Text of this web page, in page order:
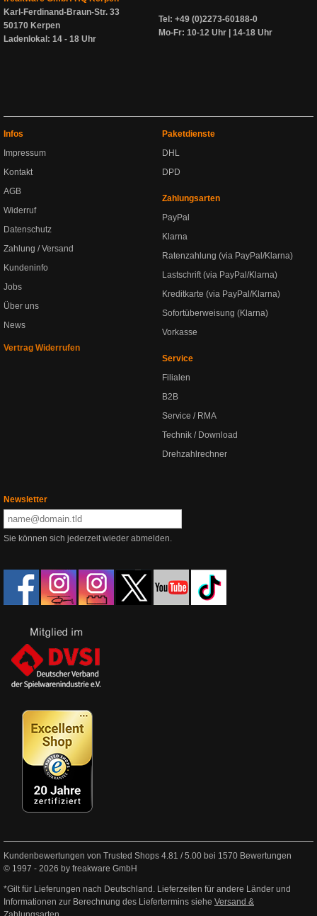
Karl-Ferdinand-Braun-Str. 33
50170 Kerpen
Ladenlokal: 14 - 18 Uhr
Tel: +49 (0)2273-60188-0
Mo-Fr: 10-12 Uhr | 14-18 Uhr
Infos
Impressum
Kontakt
AGB
Widerruf
Datenschutz
Zahlung / Versand
Kundeninfo
Jobs
Über uns
News
Vertrag Widerrufen
Paketdienste
DHL
DPD
Zahlungsarten
PayPal
Klarna
Ratenzahlung (via PayPal/Klarna)
Lastschrift (via PayPal/Klarna)
Kreditkarte (via PayPal/Klarna)
Sofortüberweisung (Klarna)
Vorkasse
Service
Filialen
B2B
Service / RMA
Technik / Download
Drehzahlrechner
Newsletter
Sie können sich jederzeit wieder abmelden.
Kundenbewertungen von Trusted Shops 4.81 /5.00 bei 1570 Bewertungen
© 1997 - 2026 by freakware GmbH
*Gilt für Lieferungen nach Deutschland. Lieferzeiten für andere Länder und
Informationen zur Berechnung des Liefertermins siehe Versand &